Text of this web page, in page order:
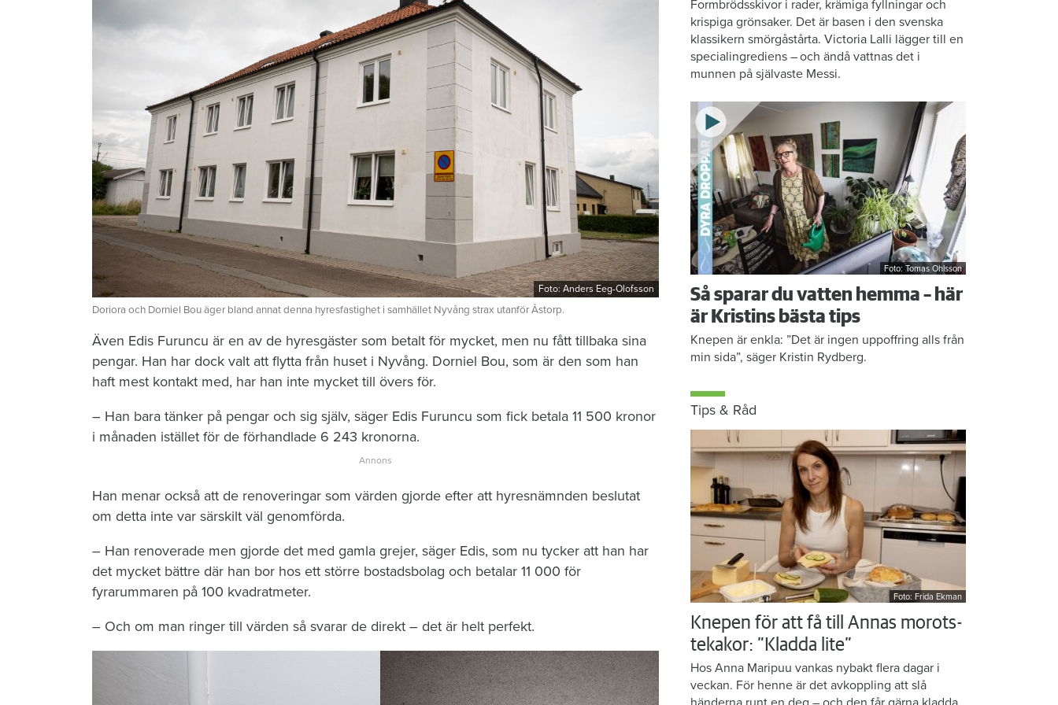
Foto: Anders Eeg-Olofsson
Doriora och Dorniel Bou äger bland annat denna hyresfastighet i samhället Nyvång strax utanför Åstorp.
Även Edis Furuncu är en av de hyresgäster som betalt för mycket, men nu fått tillbaka sina
pengar. Han har dock valt att flytta från huset i Nyvång. Dorniel Bou, som är den som han
haft mest kontakt med, har han inte mycket till övers för.
– Han bara tänker på pengar och sig själv, säger Edis Furuncu som fick betala 11 500 kronor
i månaden istället för de förhandlade 6 243 kronorna.
Han menar också att de renoveringar som värden gjorde efter att hyresnämnden beslutat
om detta inte var särskilt väl genomförda.
– Han renoverade men gjorde det med gamla grejer, säger Edis, som nu tycker att han har
det mycket bättre där han bor hos ett större bostadsbolag och betalar 11 000 för
fyrarummaren på 100 kvadratmeter.
– Och om man ringer till värden så svarar de direkt – det är helt perfekt.
Formbrödsskivor i rader, krämiga fyllningar och
krispiga grönsaker. Det är basen i den svenska
klassikern smörgåstårta. Victoria Lalli lägger till en
specialingrediens – och ändå vattnas det i
munnen på självaste Messi.
Foto: Tomas Ohlsson
Så sparar du vatten hemma – här
är Kristins bästa tips
Knepen är enkla: ”Det är ingen uppoffring alls från
min sida”, säger Kristin Rydberg.
Tips & Råd
Foto: Frida Ekman
Knepen för att få till Annas morots-
tekakor: ”Kladda lite”
Hos Anna Maripuu vankas nybakt flera dagar i
veckan. För henne är det avkoppling att slå